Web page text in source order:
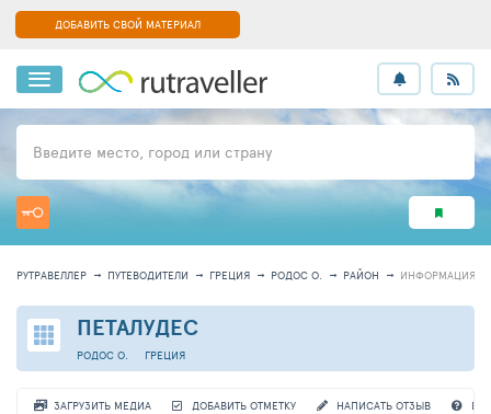
ДОБАВИТЬ СВОЙ МАТЕРИАЛ
Введите место, город или страну
РУТРАВЕЛЛЕР ПУТЕВОДИТЕЛИ ГРЕЦИЯ РОДОС О. РАЙОН ИНФОРМАЦИЯ
ПЕТАЛУДЕС
ГРЕЦИЯ
РОДОС О.
ЗАГРУЗИТЬ МЕДИА ДОБАВИТЬ ОТМЕТКУ НАПИСАТЬ ОТЗЫВ